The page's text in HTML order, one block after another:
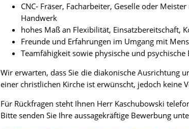
CNC- Fräser, Facharbeiter, Geselle oder
Handwerk
hohes Maß an Flexibilität, Einsatzbereitschaft,
Freunde und Erfahrungen im Umgang mit
Teamfähigkeit sowie physische und
Wir erwarten, dass Sie die diakonische Ausrichtung
einer christlichen Kirche ist erwünscht, jedoch keine
Für Rückfragen steht Ihnen Herr Kaschubowski
Bitte senden Sie Ihre aussagekräftige Bewerbung